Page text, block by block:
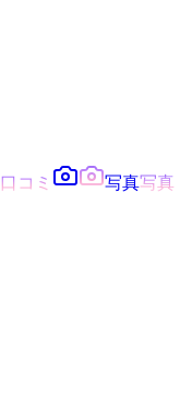
口コミ 写真写真